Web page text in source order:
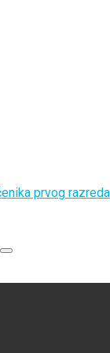
prvog